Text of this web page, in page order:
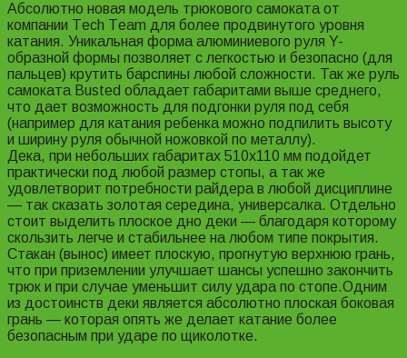
Абсолютно новая модель трюкового самоката от
компании Тech Тeam для более продвинутого уровня
катания. Уникальная форма алюминиевого руля Y-
образной формы позволяет с легкостью и безопасно (для
пальцев) крутить барспины любой сложности. Так же руль
самоката Busted обладает габаритами выше среднего,
что дает возможность для подгонки руля под себя
(например для катания ребенка можно подпилить высоту
и ширину руля обычной ножовкой по металлу).
Дека, при небольших габаритах 510х110 мм подойдет
практически под любой размер стопы, а так же
удовлетворит потребности райдера в любой дисциплине
— так сказать золотая середина, универсалка. Отдельно
стоит выделить плоское дно деки — благодаря которому
скользить легче и стабильнее на любом типе покрытия.
Стакан (вынос) имеет плоскую, прогнутую верхнюю грань,
что при приземлении улучшает шансы успешно закончить
трюк и при случае уменьшит силу удара по стопе.Одним
из достоинств деки является абсолютно плоская боковая
грань — которая опять же делает катание более
безопасным при ударе по щиколотке.